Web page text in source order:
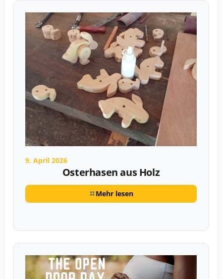
9. April 2026
Osterhasen aus Holz
Mehr lesen